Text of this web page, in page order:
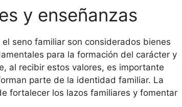
y enseñanzas
seno familiar son considerados bienes
para la formación del carácter y
al recibir estos valores, es importante
parte de la identidad familiar. La
fortalecer los lazos familiares y fomentar